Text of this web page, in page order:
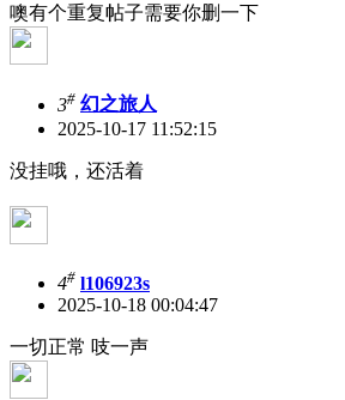
噢有个重复帖子需要你删一下
3# 幻之旅人
2025-10-17 11:52:15
没挂哦，还活着
4# l106923s
2025-10-18 00:04:47
一切正常 吱一声